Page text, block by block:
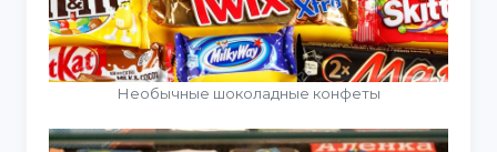
Необычные шоколадные конфеты